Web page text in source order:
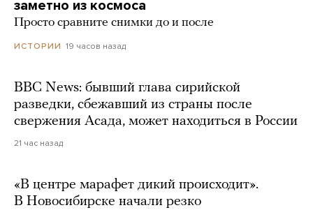
заметно из космоса
Просто сравните снимки до и после
ИСТОРИИ 19 часов назад
BBC News: бывший глава сирийской
разведки, сбежавший из страны после
свержения Асада, может находиться в России
21 час назад
«В центре марафет дикий происходит».
В Новосибирске начали резко